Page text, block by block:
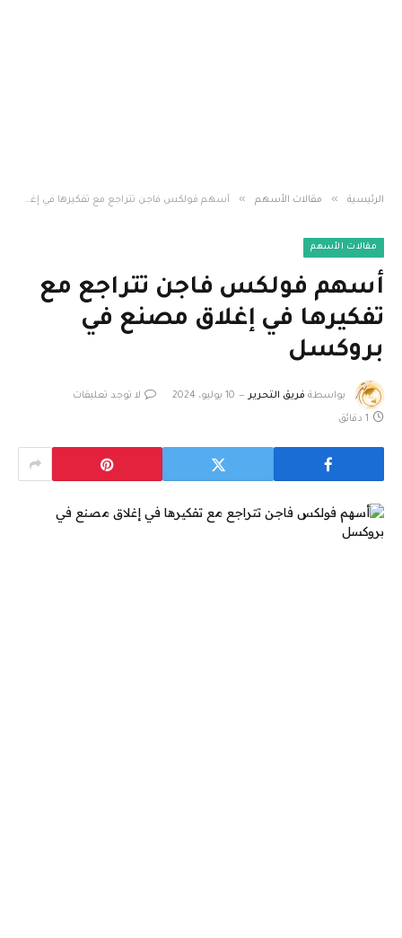
الرئيسية » مقالات الأسهم » أسهم فولكس فاجن تتراجع مع تفكيرها في إغلاق مصنع في بروكسل
مقالات الأسهم
أسهم فولكس فاجن تتراجع مع
تفكيرها في إغلاق مصنع في
بروكسل
بواسطة فريق التحرير 10 يوليو، 2024 لا توجد تعليقات
1 دقائق